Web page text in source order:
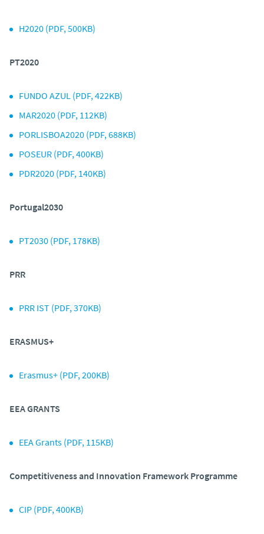
H2020 (PDF, 500KB)
PT2020
FUNDO AZUL (PDF, 422KB)
MAR2020 (PDF, 112KB)
PORLISBOA2020 (PDF, 688KB)
POSEUR (PDF, 400KB)
PDR2020 (PDF, 140KB)
Portugal2030
PT2030 (PDF, 178KB)
PRR
PRR IST (PDF, 370KB)
ERASMUS+
Erasmus+ (PDF, 200KB)
EEA GRANTS
EEA Grants (PDF, 115KB)
Competitiveness and Innovation Framework Programme
CIP (PDF, 400KB)